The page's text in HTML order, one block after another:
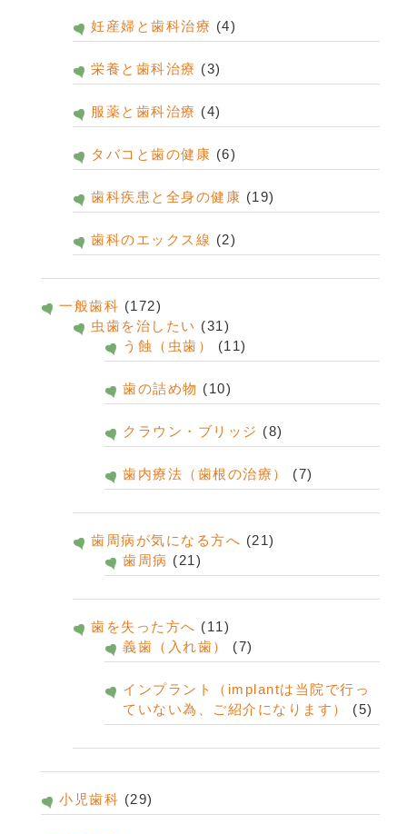
妊産婦と歯科治療 (4)
栄養と歯科治療 (3)
服薬と歯科治療 (4)
タバコと歯の健康 (6)
歯科疾患と全身の健康 (19)
歯科のエックス線 (2)
一般歯科 (172)
虫歯を治したい (31)
う蝕（虫歯）
(11)
歯の詰め物 (10)
クラウン・ブリッジ (8)
歯内療法（歯根の治療） (7)
歯周病が気になる方へ (21)
歯周病 (21)
歯を失った方へ (11)
義歯（入れ歯）
(7)
インプラント（implantは当院で行っ
ていない為、ご紹介になります）
(5)
小児歯科 (29)